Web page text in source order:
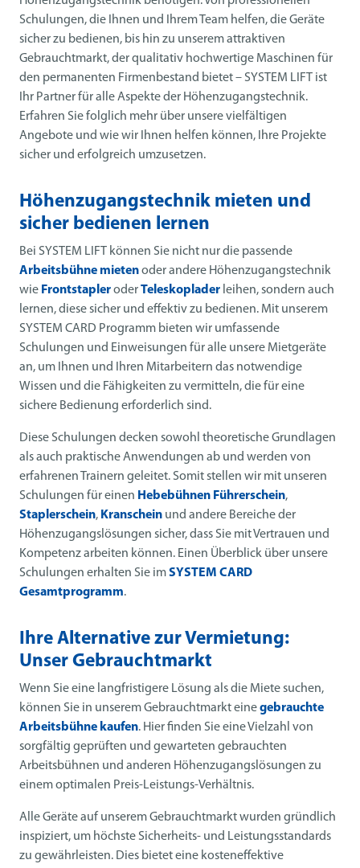
Schulungen, die Ihnen und Ihrem Team helfen, die Geräte
sicher zu bedienen, bis hin zu unserem attraktiven
Gebrauchtmarkt, der qualitativ hochwertige Maschinen für
den permanenten Firmenbestand bietet – SYSTEM LIFT ist
Ihr Partner für alle Aspekte der Höhenzugangstechnik.
Erfahren Sie folglich mehr über unsere vielfältigen
Angebote und wie wir Ihnen helfen können, Ihre Projekte
sicher und erfolgreich umzusetzen.
Höhenzugangstechnik mieten und
sicher bedienen lernen
Bei SYSTEM LIFT können Sie nicht nur die passende
Arbeitsbühne mietenoder andere Höhenzugangstechnik
wie FrontstapleroderTeleskoplader leihen, sondern auch
lernen, diese sicher und effektiv zu bedienen. Mit unserem
SYSTEM CARD Programm bieten wir umfassende
Schulungen und Einweisungen für alle unsere Mietgeräte
an, um Ihnen und Ihren Mitarbeitern das notwendige
Wissen und die Fähigkeiten zu vermitteln, die für eine
sichere Bedienung erforderlich sind.
Diese Schulungen decken sowohl theoretische Grundlagen
als auch praktische Anwendungen ab und werden von
erfahrenen Trainern geleitet. Somit stellen wir mit unseren
Schulungen für einen Hebebühnen Führerschein,
Staplerschein, Kranschein und andere Bereiche der
Höhenzugangslösungen sicher, dass Sie mit Vertrauen und
Kompetenz arbeiten können. Einen Überblick über unsere
Schulungen erhalten Sie imSYSTEM CARD
Gesamtprogramm.
Ihre Alternative zur Vermietung:
Unser Gebrauchtmarkt
Wenn Sie eine langfristigere Lösung als die Miete suchen,
können Sie in unserem Gebrauchtmarkt einegebrauchte
Arbeitsbühne kaufen. Hier finden Sie eine Vielzahl von
sorgfältig geprüften und gewarteten gebrauchten
Arbeitsbühnen und anderen Höhenzugangslösungen zu
einem optimalen Preis-Leistungs-Verhältnis.
Alle Geräte auf unserem Gebrauchtmarkt wurden gründlich
inspiziert, um höchste Sicherheits- und Leistungsstandards
zu gewährleisten. Dies bietet eine kosteneffektive